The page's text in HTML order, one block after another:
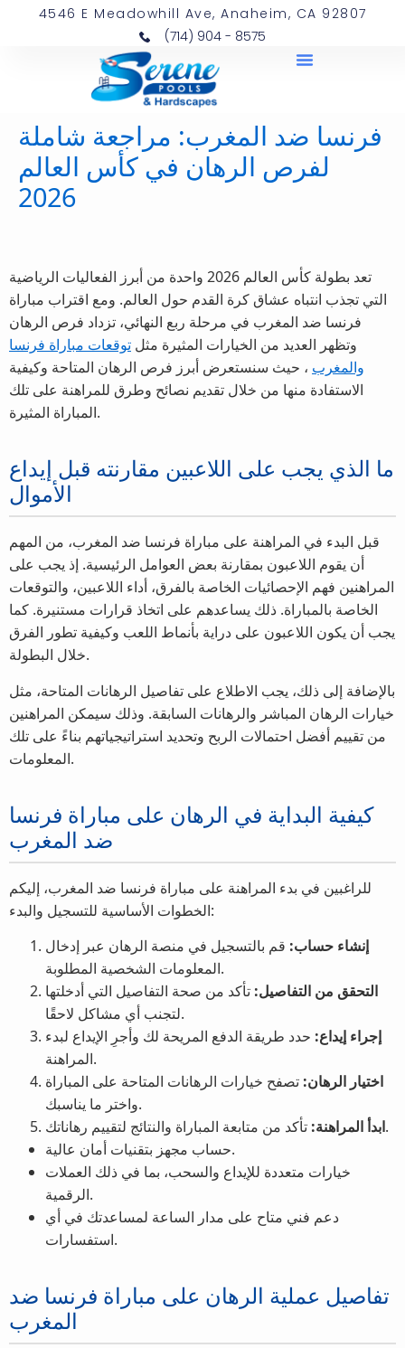
4546 E Meadowhill Ave, Anaheim, CA 92807
(714) 904 - 8575
فرنسا ضد المغرب: مراجعة شاملة
لفرص الرهان في كأس العالم
2026
تعد بطولة كأس العالم 2026 واحدة من أبرز الفعاليات الرياضية
التي تجذب انتباه عشاق كرة القدم حول العالم. ومع اقتراب مباراة
فرنسا ضد المغرب في مرحلة ربع النهائي، تزداد فرص الرهان
وتظهر العديد من الخيارات المثيرة مثل توقعات مباراة فرنسا
والمغرب ، حيث سنستعرض أبرز فرص الرهان المتاحة وكيفية
الاستفادة منها من خلال تقديم نصائح وطرق للمراهنة على تلك
المباراة المثيرة.
ما الذي يجب على اللاعبين مقارنته قبل إيداع
الأموال
قبل البدء في المراهنة على مباراة فرنسا ضد المغرب، من المهم
أن يقوم اللاعبون بمقارنة بعض العوامل الرئيسية. إذ يجب على
المراهنين فهم الإحصائيات الخاصة بالفرق، أداء اللاعبين، والتوقعات
الخاصة بالمباراة. ذلك يساعدهم على اتخاذ قرارات مستنيرة. كما
يجب أن يكون اللاعبون على دراية بأنماط اللعب وكيفية تطور الفرق
خلال البطولة.
بالإضافة إلى ذلك، يجب الاطلاع على تفاصيل الرهانات المتاحة، مثل
خيارات الرهان المباشر والرهانات السابقة. وذلك سيمكن المراهنين
من تقييم أفضل احتمالات الربح وتحديد استراتيجياتهم بناءً على تلك
المعلومات.
كيفية البداية في الرهان على مباراة فرنسا
ضد المغرب
للراغبين في بدء المراهنة على مباراة فرنسا ضد المغرب، إليكم
الخطوات الأساسية للتسجيل والبدء:
إنشاء حساب: قم بالتسجيل في منصة الرهان عبر إدخال
المعلومات الشخصية المطلوبة.
التحقق من التفاصيل: تأكد من صحة التفاصيل التي أدخلتها
لتجنب أي مشاكل لاحقًا.
إجراء إيداع: حدد طريقة الدفع المريحة لك وأجرِ الإيداع لبدء
المراهنة.
اختيار الرهان: تصفح خيارات الرهانات المتاحة على المباراة
واختر ما يناسبك.
ابدأ المراهنة:تأكد من متابعة المباراة والنتائج لتقييم رهاناتك.
حساب مجهز بتقنيات أمان عالية.
خيارات متعددة للإيداع والسحب، بما في ذلك العملات
الرقمية.
دعم فني متاح على مدار الساعة لمساعدتك في أي
استفسارات.
تفاصيل عملية الرهان على مباراة فرنسا ضد
المغرب